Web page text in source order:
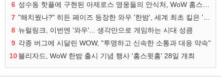
6
7
8 뉴럴링크, 이번엔 '와우'... 생각만으로 게임하는 시대 성큼
9 각종 버그에 시달린 WOW, "투명하고 신속한 소통과 대응 약속"
10블리자드, WoW 한밤 출시 기념 행사 '홈스윗홈' 28일 개최